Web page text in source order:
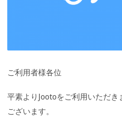
ご利用者様各位
平素よりJootoをご利用いただき
ございます。